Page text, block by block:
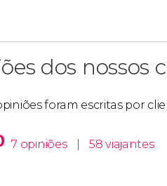
dos nossos
foram escritas por
7 opiniões 58 viajantes